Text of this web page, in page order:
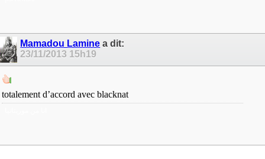
Mamadou Lamine a dit:
23/11/2013 15h19
totalement d’accord avec blacknat